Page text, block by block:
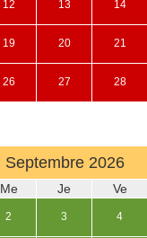
12 13 14
19 20 21
26 27 28
Septembre 2026
Me Je Ve
2 3 4